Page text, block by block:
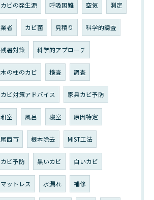
カビの発生源 呼吸困難 空気 測定
業者 カビ菌 見積り 科学的調査
残暑対策 科学的アプローチ
木の柱のカビ 検査 調査
カビ対策アドバイス 家具カビ予防
和室 風呂 寝室 原因特定
尾西市 根本除去 MIST工法
カビ予防 黒いカビ 白いカビ
マットレス 水漏れ 補修